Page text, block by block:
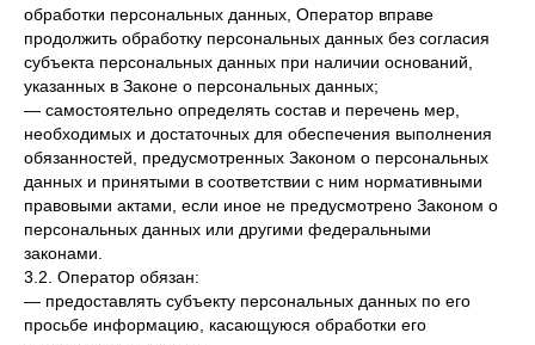
обработки персональных данных, Оператор вправе
продолжить обработку персональных данных без согласия
субъекта персональных данных при наличии оснований,
указанных в Законе о персональных данных;
— самостоятельно определять состав и перечень мер,
необходимых и достаточных для обеспечения выполнения
обязанностей, предусмотренных Законом о персональных
данных и принятыми в соответствии с ним нормативными
правовыми актами, если иное не предусмотрено Законом о
персональных данных или другими федеральными
законами.
3.2. Оператор обязан:
— предоставлять субъекту персональных данных по его
просьбе информацию, касающуюся обработки его